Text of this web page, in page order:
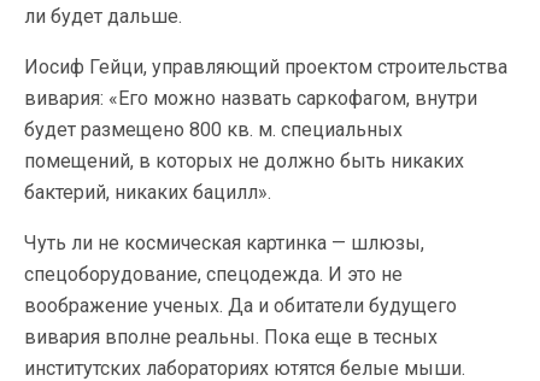
ли будет дальше.
Иосиф Гейци, управляющий проектом строительства
вивария: «Его можно назвать саркофагом, внутри
будет размещено 800 кв. м. специальных
помещений, в которых не должно быть никаких
бактерий, никаких бацилл».
Чуть ли не космическая картинка — шлюзы,
спецоборудование, спецодежда. И это не
воображение ученых. Да и обитатели будущего
вивария вполне реальны. Пока еще в тесных
институтских лабораториях ютятся белые мыши.